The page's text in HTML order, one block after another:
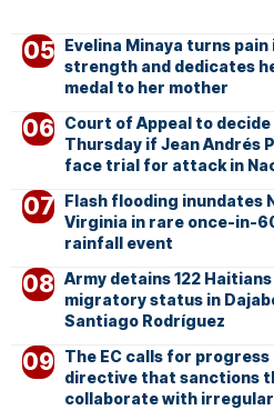
Evelina Minaya turns pain
strength and dedicates
medal to her mother
Court of Appeal to
Thursday if Jean Andrés
face trial for attack in
Flash flooding inundates
Virginia in rare once-in-
rainfall event
Army detains 122
migratory status in
Santiago Rodríguez
The EC calls for progress
directive that sanctions
collaborate with